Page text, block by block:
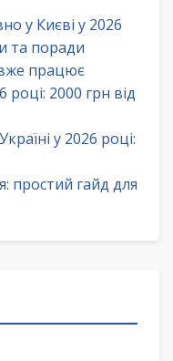
у Києві у 2026
та поради
працює
році: 2000 грн від
у 2026 році:
простий гайд для